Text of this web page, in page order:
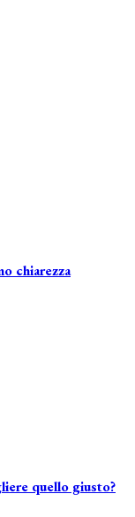
chiarezza
quello giusto?